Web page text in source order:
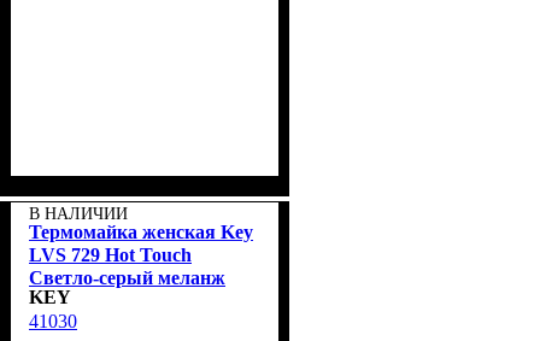
В НАЛИЧИИ
Термомайка женская Key
LVS 729 Hot Touch
Светло-серый меланж
KEY
41030